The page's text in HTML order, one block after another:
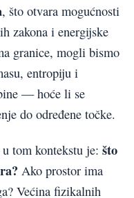
, što otvara mogućnosti
zakona i energijske
granice, mogli bismo
entropiju i
— hoće li se
do određene točke.
tom kontekstu je: što
Ako prostor ima
Većina fizikalnih